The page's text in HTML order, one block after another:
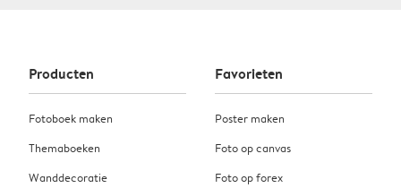
Producten
Fotoboek maken
Themaboeken
Wanddecoratie
Favorieten
Poster maken
Foto op canvas
Foto op forex